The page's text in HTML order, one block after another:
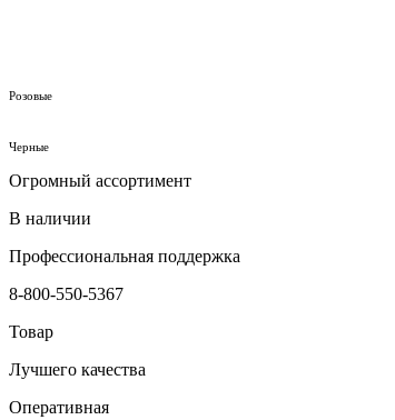
Розовые
Черные
Огромный ассортимент
В наличии
Профессиональная поддержка
8-800-550-5367
Товар
Лучшего качества
Оперативная